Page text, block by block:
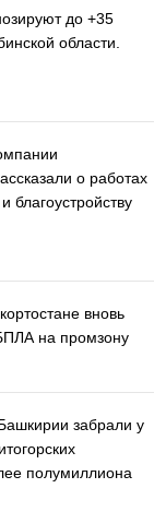
до +35
области.
о работах
благоустройству
вновь
на промзону
забрали у
полумиллиона